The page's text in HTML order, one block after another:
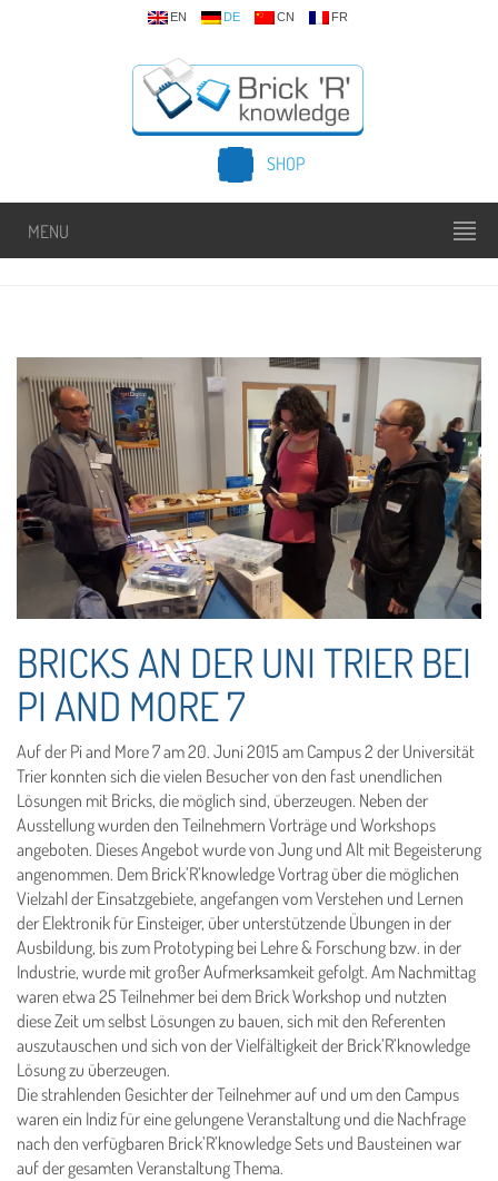
EN DE CN FR
SHOP
MENU
BRICKS AN DER UNI TRIER BEI
PI AND MORE 7
Auf der Pi and More 7 am 20. Juni 2015 am Campus 2 der Universität
Trier konnten sich die vielen Besucher von den fast unendlichen
Lösungen mit Bricks, die möglich sind, überzeugen. Neben der
Ausstellung wurden den Teilnehmern Vorträge und Workshops
angeboten. Dieses Angebot wurde von Jung und Alt mit Begeisterung
angenommen. Dem Brick’R’knowledge Vortrag über die möglichen
Vielzahl der Einsatzgebiete, angefangen vom Verstehen und Lernen
der Elektronik für Einsteiger, über unterstützende Übungen in der
Ausbildung, bis zum Prototyping bei Lehre & Forschung bzw. in der
Industrie, wurde mit großer Aufmerksamkeit gefolgt. Am Nachmittag
waren etwa 25 Teilnehmer bei dem Brick Workshop und nutzten
diese Zeit um selbst Lösungen zu bauen, sich mit den Referenten
auszutauschen und sich von der Vielfältigkeit der Brick’R’knowledge
Lösung zu überzeugen.
Die strahlenden Gesichter der Teilnehmer auf und um den Campus
waren ein Indiz für eine gelungene Veranstaltung und die Nachfrage
nach den verfügbaren Brick’R’knowledge Sets und Bausteinen war
auf der gesamten Veranstaltung Thema.